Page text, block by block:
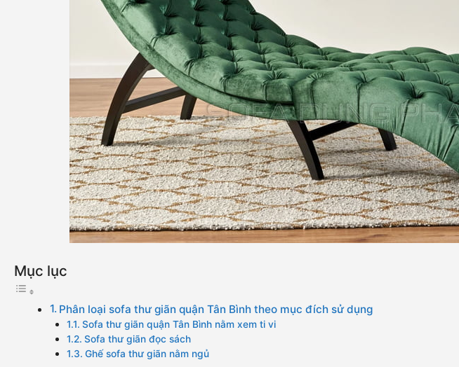
Mục lục
Phân loại sofa thư giãn quận Tân Bình theo mục đích sử dụng
Sofa thư giãn quận Tân Bình nằm xem ti vi
Sofa thư giãn đọc sách
Ghế sofa thư giãn nằm ngủ